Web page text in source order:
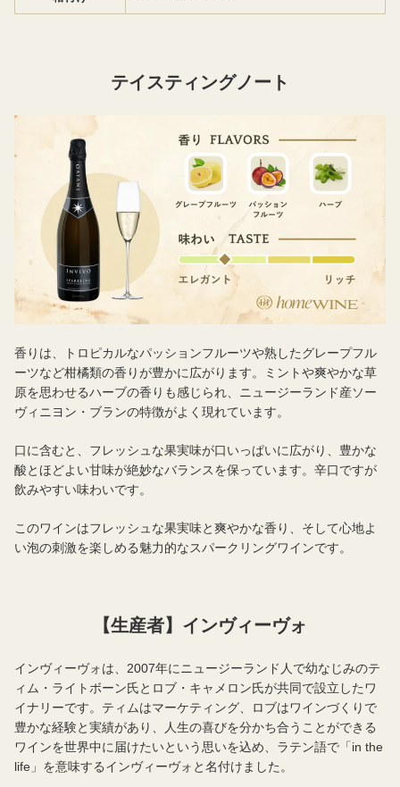
テイスティングノート
香りは、トロピカルなパッションフルーツや熟したグレープフル
ーツなど柑橘類の香りが豊かに広がります。ミントや爽やかな草
原を思わせるハーブの香りも感じられ、ニュージーランド産ソー
ヴィニヨン・ブランの特徴がよく現れています。
口に含むと、フレッシュな果実味が口いっぱいに広がり、豊かな
酸とほどよい甘味が絶妙なバランスを保っています。辛口ですが
飲みやすい味わいです。
このワインはフレッシュな果実味と爽やかな香り、そして心地よ
い泡の刺激を楽しめる魅力的なスパークリングワインです。
【生産者】インヴィーヴォ
インヴィーヴォは、2007年にニュージーランド人で幼なじみのテ
ィム・ライトボーン氏とロブ・キャメロン氏が共同で設立したワ
イナリーです。ティムはマーケティング、ロブはワインづくりで
豊かな経験と実績があり、人生の喜びを分かち合うことができる
ワインを世界中に届けたいという思いを込め、ラテン語で「in the
life」を意味するインヴィーヴォと名付けました。